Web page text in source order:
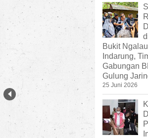
Bukit Ngalau
Indarung,
Gabungan
Gulung
25 Juni 2026